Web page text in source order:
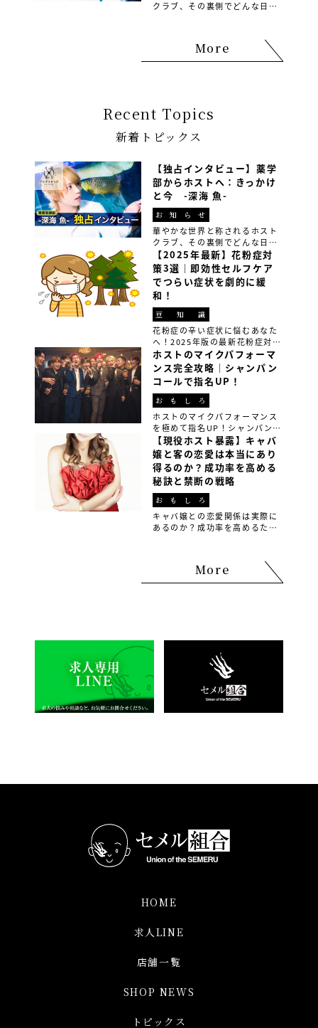
クラブ、その裏側でどんな日々
ホストグループ『アンリミテッ
ド』の専務取締役の深海魚さん
に、そのリアルな実態を赤裸々
More
Recent Topics
新着トピックス
【独占インタビュー】薬学
部からホストへ：きっかけ
と今 -深海 魚-
お知らせ
華やかな世界と称されるホスト
クラブ、その裏側でどんな日々
が繰り広げられているのか皆さ
んご存知でしょうか？ 今回は、
ホストグループ『アンリミテッ
ド』の専務取締役の深海魚さん
に、そのリアルな実態を赤裸々
に語っていただきました […]
【2025年最新】花粉症対
策3選｜即効性セルフケア
でつらい症状を劇的に緩
和！
豆知識
花粉症の辛い症状に悩むあなた
へ！2025年版の最新花粉症対策
方法3選を紹介。食事改善、生活
習慣の見直し、最先端の花粉症
グッズを使って、春の花粉シー
ズンを快適に過ごすための即効
性セルフケア法を実践しよう。
ホストのマイクパフォーマ
ンス完全攻略｜シャンパン
コールで指名UP！
おもしろ
ホストのマイクパフォーマンス
を極めて指名UP！シャンパンコ
ールやイベントMCを成功させる
ためのテクニックや練習方法を
徹底解説。初心者でもできるコ
ツやプロの裏技を学んで、あな
たのパフォーマンスを次のレベ
ルへ！
【現役ホスト暴露】キャバ
嬢と客の恋愛は本当にあり
得るのか？成功率を高める
秘訣と禁断の戦略
おもしろ
キャバ嬢との恋愛関係は実際に
あるのか？成功率を高めるため
が明かす恋愛の裏側と注意点を
徹底解説！本物の恋愛感情を育
むためのアドバイスも。成功す
More
HOME
求人LINE
店舗一覧
SHOP NEWS
トピックス